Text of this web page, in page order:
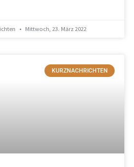
Mittwoch, 23. März 2022
KURZNACHRICHTEN